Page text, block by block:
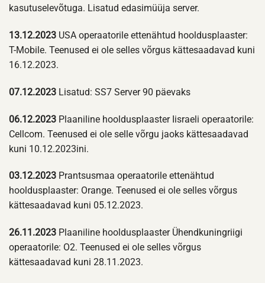
kasutuselevõtuga. Lisatud edasimüüja server.
13.12.2023 USA operaatorile ettenähtud hooldusplaaster:
T-Mobile. Teenused ei ole selles võrgus kättesaadavad kuni
16.12.2023.
07.12.2023 Lisatud: SS7 Server 90 päevaks
06.12.2023 Plaaniline hooldusplaaster Iisraeli operaatorile:
Cellcom. Teenused ei ole selle võrgu jaoks kättesaadavad
kuni 10.12.2023ini.
03.12.2023 Prantsusmaa operaatorile ettenähtud
hooldusplaaster: Orange. Teenused ei ole selles võrgus
kättesaadavad kuni 05.12.2023.
26.11.2023 Plaaniline hooldusplaaster Ühendkuningriigi
operaatorile: O2. Teenused ei ole selles võrgus
kättesaadavad kuni 28.11.2023.